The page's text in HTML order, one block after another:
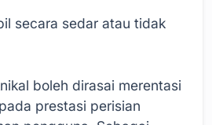
secara sedar atau tidak
boleh dirasai merentasi
prestasi perisian